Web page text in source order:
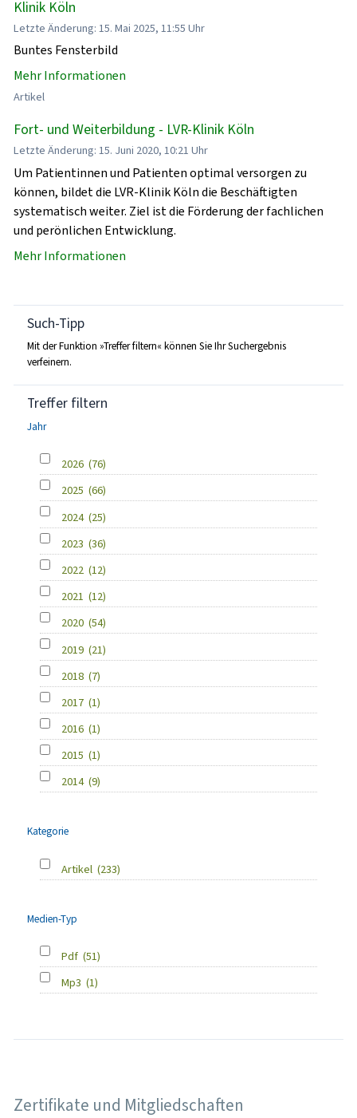
Klinik Köln
Letzte Änderung: 15. Mai 2025, 11:55 Uhr
Buntes Fensterbild
Mehr Informationen
Artikel
Fort- und Weiterbildung - LVR-Klinik Köln
Letzte Änderung: 15. Juni 2020, 10:21 Uhr
Um Patientinnen und Patienten optimal versorgen zu
können, bildet die LVR-Klinik Köln die Beschäftigten
systematisch weiter. Ziel ist die Förderung der fachlichen
und perönlichen Entwicklung.
Mehr Informationen
Such-Tipp
Mit der Funktion »Treffer filtern« können Sie Ihr Suchergebnis
verfeinern.
Treffer filtern
Jahr
2026 (76)
2025 (66)
2024 (25)
2023 (36)
2022 (12)
2021 (12)
2020 (54)
2019 (21)
2018 (7)
2017 (1)
2016 (1)
2015 (1)
2014 (9)
Kategorie
Artikel (233)
Medien-Typ
Pdf (51)
Mp3 (1)
Zertifikate und Mitgliedschaften